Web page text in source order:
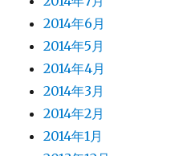
2014年6月
2014年5月
2014年4月
2014年3月
2014年2月
2014年1月